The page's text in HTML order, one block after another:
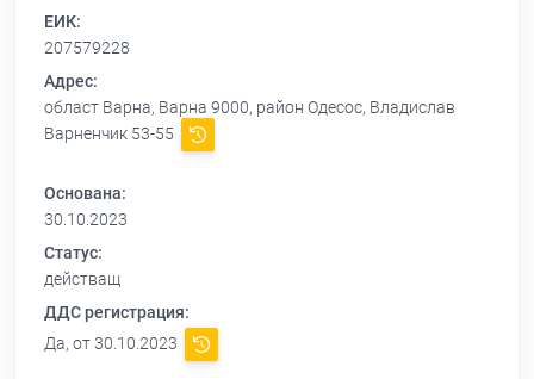
ЕИК:
207579228
Адрес:
област Варна, Варна 9000, район Одесос, Владислав
Варненчик 53-55
Основана:
30.10.2023
Статус:
действащ
ДДС регистрация:
Да, от 30.10.2023